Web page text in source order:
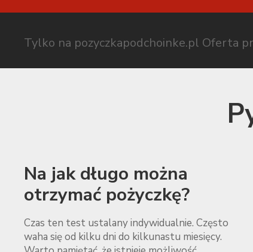
Tylko na pozyczkapodchoinke.pl Oferta
Na jak długo można
otrzymać pożyczkę?
Czas ten test ustalany indywidualnie. Często
waha się od kilku dni do kilkunastu miesięcy.